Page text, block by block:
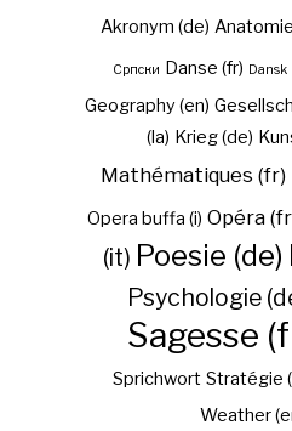
Akronym (de)
Cрпски Danse (fr) Dansk
Geography (en)
(la) Krieg (de)
Mathématiques (fr)
Opera buffa (i) Opéra
(it) Poesie (de)
Psychologie
Sagesse
Sprichwort Stratégie
Weather